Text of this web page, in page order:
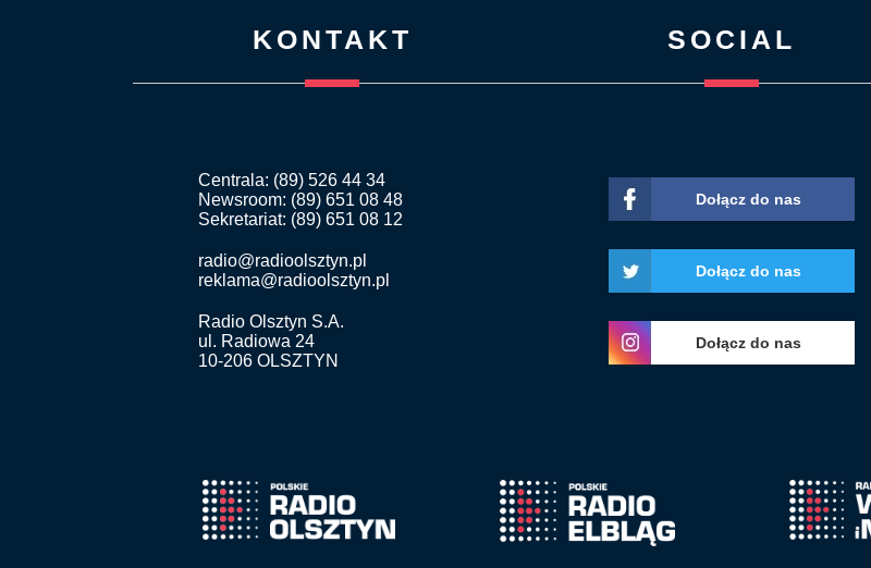
KONTAKT
Centrala: (89) 526 44 34
Newsroom: (89) 651 08 48
Sekretariat: (89) 651 08 12
radio@radioolsztyn.pl
reklama@radioolsztyn.pl
Radio Olsztyn S.A.
ul. Radiowa 24
10-206 OLSZTYN
SOCIAL
Dołącz do nas
Dołącz do nas
Dołącz do nas